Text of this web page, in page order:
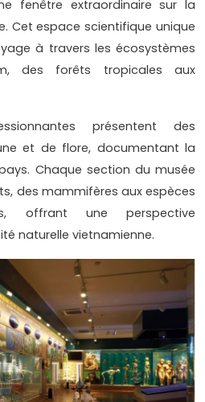
fenêtre extraordinaire sur la
Cet espace scientifique unique
à travers les écosystèmes
des forêts tropicales aux
présentent des
et de flore, documentant la
Chaque section du musée
des mammifères aux espèces
offrant une perspective
naturelle vietnamienne.